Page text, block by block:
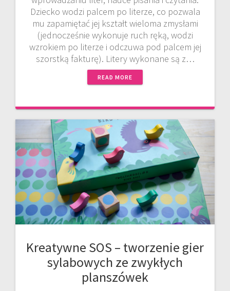
Dziecko wodzi palcem po literze, co pozwala
mu zapamiętać jej kształt wieloma zmysłami
(jednocześnie wykonuje ruch ręką, wodzi
wzrokiem po literze i odczuwa pod palcem jej
szorstką fakturę). Litery wykonane są z…
READ MORE
Kreatywne SOS – tworzenie gier
sylabowych ze zwykłych
planszówek